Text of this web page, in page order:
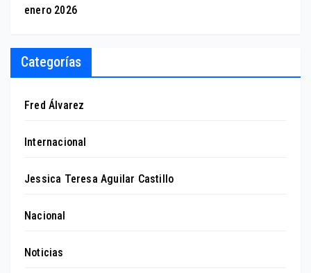
enero 2026
Categorías
Fred Álvarez
Internacional
Jessica Teresa Aguilar Castillo
Nacional
Noticias